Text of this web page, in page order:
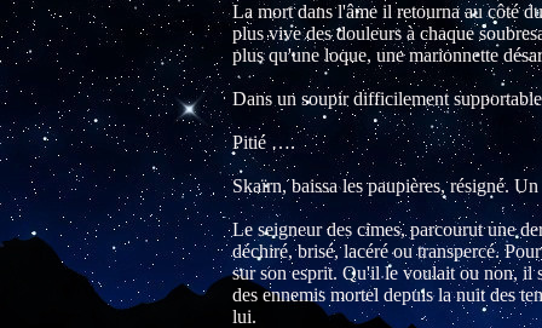
La mort dans l'âme il retourna au côté
plus vive des douleurs à chaque
plus qu'une loque, une marionnette
Dans un soupir difficilement
Pitié ….
Skaïrn, baissa les paupières, résigné.
Le seigneur des cimes, parcourut une
déchiré, brisé, lacéré ou transpercé.
sur son esprit. Qu'il le voulait ou non, il
des ennemis mortel depuis la nuit des
lui.